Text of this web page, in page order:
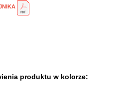
produktu w kolorze: